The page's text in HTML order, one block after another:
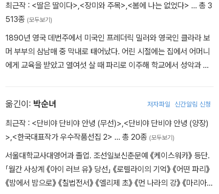
최근작 : <딸은 딸이다>,<장미와 주목>,<봄에 나는 없었다> … 총 3
513종 (모두보기)
1890년 영국 데번주에서 미국인 프레더릭 밀러와 영국인 클라라 보
머 부부의 삼남매 중 막내로 태어났다. 어린 시절에는 집에서 어머니
에게 교육을 받았고 열여섯 살 때 파리로 이주해 학교에서 성악과 피
건』으로 데뷔했다. 1976년 85세를 일기로 사망할 때까지 『그리고
아무도 없었다』 『ABC 살인 사건』 등 80여 편의 추리소설을 집필했
다. 『애크로이드 살인 사건』 출간 직후 애거사는 어머니의 죽음과 남
이때의 사유를 바탕으로 1930년부터 1956년까지 ‘메리 웨스트매
콧’이라는 필명으로 여섯 편의 장편소설을 발표한다. 필명을 쓴 것은
추리소설 독자들을 혼동시키지 않기 위한 배려였고, 이는 애거사의
옮긴이: 박순녀 저자파일 신간알림 신청
최근작 : <단비야 단비야 안녕 (무선)>,<단비야 단비야 안녕 (양장)
>,<한국대표작가 우수작품선집 2> … 총 20종 (모두보기)
서울대학교사대영어과 졸업. 조선일보신춘문예 《케이스워카》 등단.
「월간 사상계 《아이 러브 유》 당선」 《로렐라이의 기억》 《어떤 파리》
《밤에서 밤으로》 《칠법전서》 《엘리제 초》 《먼 나라의 강》 《마리아의